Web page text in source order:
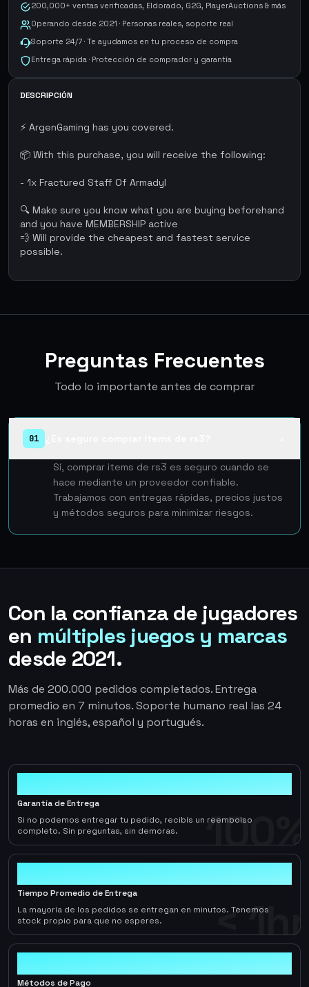
200,000+ ventas verificadas, Eldorado, G2G, PlayerAuctions & más
Operando desde 2021 · Personas reales, soporte real
Soporte 24/7 · Te ayudamos en tu proceso de compra
Entrega rápida · Protección de comprador y garantía
DESCRIPCIÓN
⚡ ArgenGaming has you covered.
📦 With this purchase, you will receive the following:
- 1x Fractured Staff Of Armadyl
🔍 Make sure you know what you are buying beforehand
and you have MEMBERSHIP active
💨 Will provide the cheapest and fastest service
possible.
Preguntas Frecuentes
Todo lo importante antes de comprar
01
Sí, comprar items de rs3 es seguro cuando se
hace mediante un proveedor confiable.
Trabajamos con entregas rápidas, precios justos
y métodos seguros para minimizar riesgos.
Con la confianza de jugadores
en múltiples juegos y marcas
desde 2021.
Más de 200.000 pedidos completados. Entrega
promedio en 7 minutos. Soporte humano real las 24
horas en inglés, español y portugués.
100%
Garantía de Entrega
Si no podemos entregar tu pedido, recibís un reembolso
completo. Sin preguntas, sin demoras.
< 1hr
Tiempo Promedio de Entrega
La mayoría de los pedidos se entregan en minutos. Tenemos
stock propio para que no esperes.
Métodos de Pago